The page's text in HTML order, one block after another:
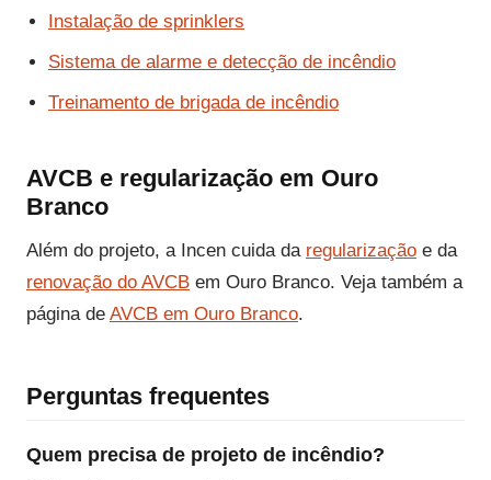
Instalação de sprinklers
Sistema de alarme e detecção de incêndio
Treinamento de brigada de incêndio
AVCB e regularização em Ouro
Branco
Além do projeto, a Incen cuida da regularização e da
renovação do AVCB em Ouro Branco. Veja também a
página de AVCB em Ouro Branco.
Perguntas frequentes
Quem precisa de projeto de incêndio?